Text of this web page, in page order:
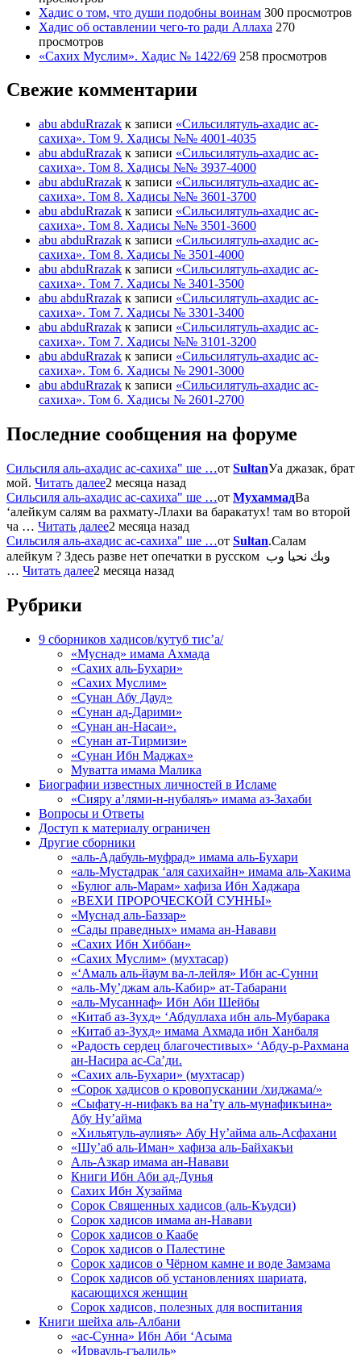
Хадис о том, что души подобны воинам 300 просмотров
Хадис об оставлении чего-то ради Аллаха 270
просмотров
«Сахих Муслим». Хадис № 1422/69 258 просмотров
Свежие комментарии
abu abduRrazak к записи «Сильсилятуль-ахадис ас-
сахиха». Том 9. Хадисы №№ 4001-4035
abu abduRrazak к записи «Сильсилятуль-ахадис ас-
сахиха». Том 8. Хадисы №№ 3937-4000
abu abduRrazak к записи «Сильсилятуль-ахадис ас-
сахиха». Том 8. Хадисы №№ 3601-3700
abu abduRrazak к записи «Сильсилятуль-ахадис ас-
сахиха». Том 8. Хадисы №№ 3501-3600
abu abduRrazak к записи «Сильсилятуль-ахадис ас-
сахиха». Том 8. Хадисы № 3501-4000
abu abduRrazak к записи «Сильсилятуль-ахадис ас-
сахиха». Том 7. Хадисы № 3401-3500
abu abduRrazak к записи «Сильсилятуль-ахадис ас-
сахиха». Том 7. Хадисы № 3301-3400
abu abduRrazak к записи «Сильсилятуль-ахадис ас-
сахиха». Том 7. Хадисы №№ 3101-3200
abu abduRrazak к записи «Сильсилятуль-ахадис ас-
сахиха». Том 6. Хадисы № 2901-3000
abu abduRrazak к записи «Сильсилятуль-ахадис ас-
сахиха». Том 6. Хадисы № 2601-2700
Последние сообщения на форуме
Сильсиля аль-ахадис ас-сахиха" ше …от SultanУа джазак, брат
мой. Читать далее2 месяца назад
Сильсиля аль-ахадис ас-сахиха" ше …от МухаммадВа
‘алейкум салям ва рахмату-Ллахи ва баракатух! там во второй
ча … Читать далее2 месяца назад
Сильсиля аль-ахадис ас-сахиха" ше …от Sultan.Салам
алейкум ? Здесь разве нет опечатки в русском وبك نحيا وب
… Читать далее2 месяца назад
Рубрики
9 сборников хадисов/кутуб тис’а/
«Муснад» имама Ахмада
«Сахих аль-Бухари»
«Сахих Муслим»
«Сунан Абу Дауд»
«Сунан ад-Дарими»
«Сунан ан-Насаи».
«Сунан ат-Тирмизи»
«Сунан Ибн Маджах»
Муватта имама Малика
Биографии известных личностей в Исламе
«Сияру а’лями-н-нубаляъ» имама аз-Захаби
Вопросы и Ответы
Доступ к материалу ограничен
Другие сборники
«аль-Адабуль-муфрад» имама аль-Бухари
«аль-Мустадрак ‘аля сахихайн» имама аль-Хакима
«Булюг аль-Марам» хафиза Ибн Хаджара
«ВЕХИ ПРОРОЧЕСКОЙ СУННЫ»
«Муснад аль-Баззар»
«Сады праведных» имама ан-Навави
«Сахих Ибн Хиббан»
«Сахих Муслим» (мухтасар)
«‘Амаль аль-йаум ва-л-лейля» Ибн ас-Сунни
«аль-Му’джам аль-Кабир» ат-Табарани
«аль-Мусаннаф» Ибн Аби Шейбы
«Китаб аз-Зухд» ‘Абдуллаха ибн аль-Мубарака
«Китаб аз-Зухд» имама Ахмада ибн Ханбаля
«Радость сердец благочестивых» ‘Абду-р-Рахмана
ан-Насира ас-Са’ди.
«Сахих аль-Бухари» (мухтасар)
«Сорок хадисов о кровопускании /хиджама/»
«Сыфату-н-нифакъ ва на’ту аль-мунафикъина»
Абу Ну’айма
«Хильятуль-аулияъ» Абу Ну’айма аль-Асфахани
«Шу’аб аль-Иман» хафиза аль-Байхакъи
Аль-Азкар имама ан-Навави
Книги Ибн Аби ад-Дунья
Сахих Ибн Хузайма
Сорок Священных хадисов (аль-Къудси)
Сорок хадисов имама ан-Навави
Сорок хадисов о Каабе
Сорок хадисов о Палестине
Сорок хадисов о Чёрном камне и воде Замзама
Сорок хадисов об установлениях шариата,
касающихся женщин
Сорок хадисов, полезных для воспитания
Книги шейха аль-Албани
«ас-Сунна» Ибн Аби ‘Асыма
«Ирвауль-гъалиль»